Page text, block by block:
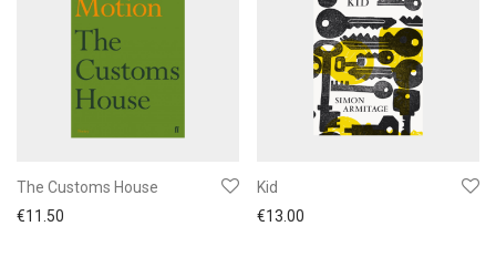
The Customs House
€11.50
Kid
€13.00